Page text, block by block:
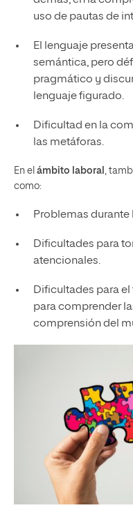
uso de pautas de
El lenguaje
semántica, pero
pragmático y
lenguaje figurado.
Dificultad en la
las metáforas.
En el ámbito laboral
,
como:
Problemas durante
Dificultades para
atencionales.
Dificultades para
para comprender
comprensión del